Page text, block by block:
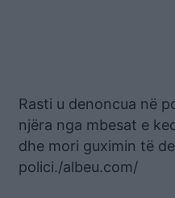
Rasti u denoncua në
njëra nga mbesat e
dhe mori guximin të
polici./albeu.com/